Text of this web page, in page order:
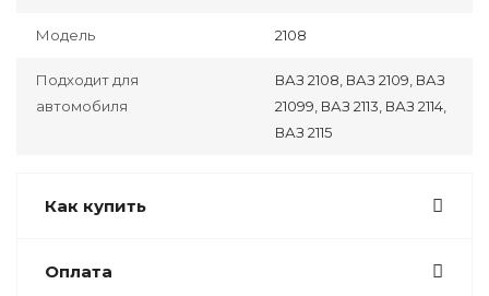
Модель 2108
Подходит для
автомобиля
ВАЗ 2108, ВАЗ 2109, ВАЗ
21099, ВАЗ 2113, ВАЗ 2114,
ВАЗ 2115
Как купить
Оплата